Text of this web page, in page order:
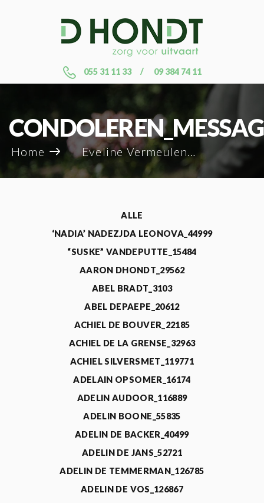
055 31 11 33 09 384 74 11
Home Eveline Vermeulen_32748
ALLE
‘NADIA’ NADEZJDA LEONOVA_44999
“SUSKE” VANDEPUTTE_15484
AARON DHONDT_29562
ABEL BRADT_3103
ABEL DEPAEPE_20612
ACHIEL DE BOUVER_22185
ACHIEL DE LA GRENSE_32963
ACHIEL SILVERSMET_119771
ADELAIN OPSOMER_16174
ADELIN AUDOOR_116889
ADELIN BOONE_55835
ADELIN DE BACKER_40499
ADELIN DE JANS_52721
ADELIN DE TEMMERMAN_126785
ADELIN DE VOS_126867